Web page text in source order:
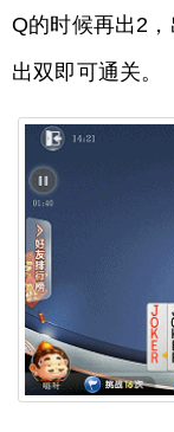
Q的时候再出2
出双即可通关。